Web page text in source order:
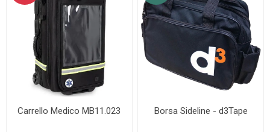
Carrello Medico MB11.023 Borsa Sideline - d3Tape